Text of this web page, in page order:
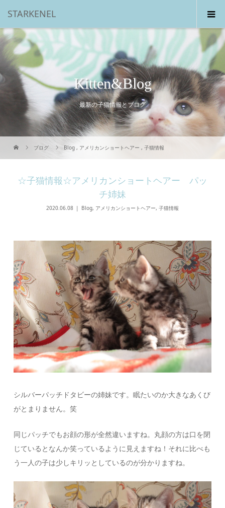
STARKENEL
Kitten&Blog
最新の子猫情報とブログ
ブログ Blog , アメリカンショートヘアー ,子猫情報
☆子猫情報☆アメリカンショートヘアー パッ
チ姉妹
2020.06.08 Blog, アメリカンショートヘアー, 子猫情報
シルバーパッチドタビーの姉妹です。眠たいのか大きなあくび
がとまりません。笑
同じパッチでもお顔の形が全然違いますね。丸顔の方は口を閉
じているとなんか笑っているように見えますね！それに比べも
う一人の子は少しキリッとしているのが分かりますね。